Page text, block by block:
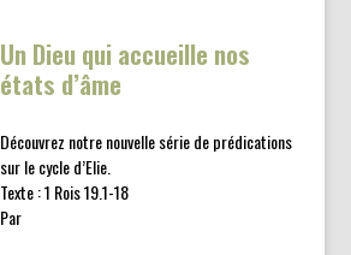
Un Dieu qui accueille nos
états d’âme
Découvrez notre nouvelle série de prédications
sur le cycle d’Elie.
Texte : 1 Rois 19.1-18
Par